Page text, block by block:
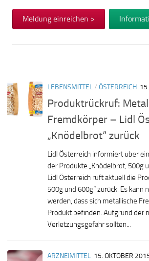
Meldung einreichen >
LEBENSMITTEL/ ÖSTERREICH
Produktrückruf:
Fremdkörper – Lidl
„Knödelbrot“ zurück
Lidl Österreich informiert über
der Produkte „Knödelbrot, 500g
Lidl Österreich ruft aktuell die
500g und 600g“ zurück. Es kann
werden, dass sich metallische
Produkt befinden. Aufgrund der
Verletzungsgefahr sollten...
ARZNEIMITTEL 15. OKTOBER